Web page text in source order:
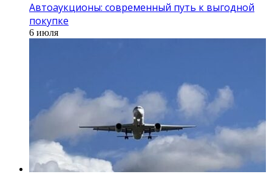
Автоаукционы: современный путь к выгодной
покупке
6 июля